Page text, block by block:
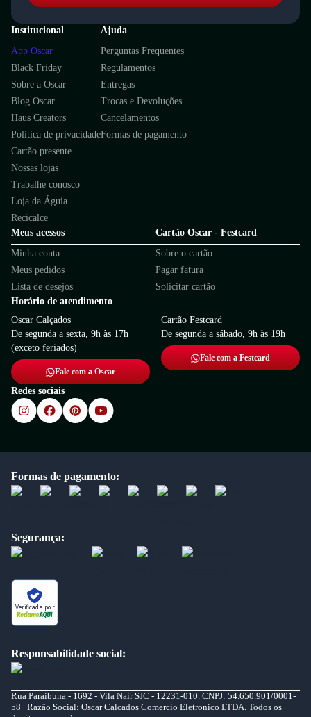
Institucional
App Oscar
Black Friday
Sobre a Oscar
Blog Oscar
Haus Creators
Política de privacidade
Cartão presente
Nossas lojas
Trabalhe conosco
Loja da Águia
Recicalce
Ajuda
Perguntas Frequentes
Regulamentos
Entregas
Trocas e Devoluções
Cancelamentos
Formas de pagamento
Meus acessos
Minha conta
Meus pedidos
Lista de desejos
Cartão Oscar - Festcard
Sobre o cartão
Pagar fatura
Solicitar cartão
Horário de atendimento
Oscar Calçados
De segunda a sexta, 9h às 17h
(exceto feriados)
Fale com a Oscar
Cartão Festcard
De segunda a sábado, 9h às 19h
Fale com a Festcard
Redes sociais
Formas de pagamento:
Segurança:
Verificada por
Responsabilidade social:
Rua Paraibuna - 1692 - Vila Nair SJC - 12231-010. CNPJ: 54.650.901/0001-
58 | Razão Social: Oscar Calcados Comercio Eletronico LTDA. Todos os